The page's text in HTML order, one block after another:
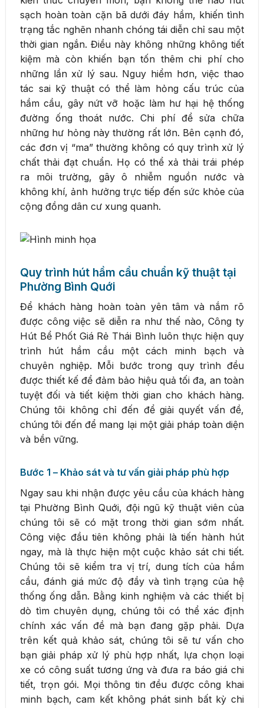
sạch hoàn toàn cặn bã dưới đáy hầm, khiến tình
trạng tắc nghẽn nhanh chóng tái diễn chỉ sau một
thời gian ngắn. Điều này không những không tiết
kiệm mà còn khiến bạn tốn thêm chi phí cho
những lần xử lý sau. Nguy hiểm hơn, việc thao
tác sai kỹ thuật có thể làm hỏng cấu trúc của
hầm cầu, gây nứt vỡ hoặc làm hư hại hệ thống
đường ống thoát nước. Chi phí để sửa chữa
những hư hỏng này thường rất lớn. Bên cạnh đó,
các đơn vị “ma” thường không có quy trình xử lý
chất thải đạt chuẩn. Họ có thể xả thải trái phép
ra môi trường, gây ô nhiễm nguồn nước và
không khí, ảnh hưởng trực tiếp đến sức khỏe của
cộng đồng dân cư xung quanh.
Quy trình hút hầm cầu chuẩn kỹ thuật tại
Phường Bình Quới
Để khách hàng hoàn toàn yên tâm và nắm rõ
được công việc sẽ diễn ra như thế nào, Công ty
Hút Bể Phốt Giá Rẻ Thái Bình luôn thực hiện quy
trình hút hầm cầu một cách minh bạch và
chuyên nghiệp. Mỗi bước trong quy trình đều
được thiết kế để đảm bảo hiệu quả tối đa, an toàn
tuyệt đối và tiết kiệm thời gian cho khách hàng.
Chúng tôi không chỉ đến để giải quyết vấn đề,
chúng tôi đến để mang lại một giải pháp toàn diện
và bền vững.
Bước 1 – Khảo sát và tư vấn giải pháp phù hợp
Ngay sau khi nhận được yêu cầu của khách hàng
tại Phường Bình Quới, đội ngũ kỹ thuật viên của
chúng tôi sẽ có mặt trong thời gian sớm nhất.
Công việc đầu tiên không phải là tiến hành hút
ngay, mà là thực hiện một cuộc khảo sát chi tiết.
Chúng tôi sẽ kiểm tra vị trí, dung tích của hầm
cầu, đánh giá mức độ đầy và tình trạng của hệ
thống ống dẫn. Bằng kinh nghiệm và các thiết bị
dò tìm chuyên dụng, chúng tôi có thể xác định
chính xác vấn đề mà bạn đang gặp phải. Dựa
trên kết quả khảo sát, chúng tôi sẽ tư vấn cho
bạn giải pháp xử lý phù hợp nhất, lựa chọn loại
xe có công suất tương ứng và đưa ra báo giá chi
tiết, trọn gói. Mọi thông tin đều được công khai
minh bạch, cam kết không phát sinh bất kỳ chi